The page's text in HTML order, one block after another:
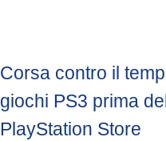
Corsa contro il
giochi PS3 prima
PlayStation Store